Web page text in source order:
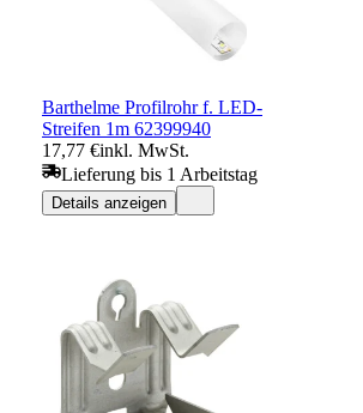
Barthelme Profilrohr f. LED-
Streifen 1m 62399940
17,77 €inkl. MwSt.
Lieferung bis 1 Arbeitstag
Details anzeigen